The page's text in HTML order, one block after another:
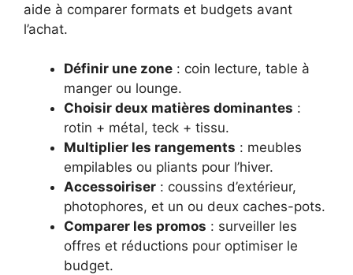
aide à comparer formats et budgets avant
l’achat.
Définir une zone : coin lecture, table à
manger ou lounge.
Choisir deux matières dominantes :
rotin + métal, teck + tissu.
Multiplier les rangements : meubles
empilables ou pliants pour l’hiver.
Accessoiriser : coussins d’extérieur,
photophores, et un ou deux caches-pots.
Comparer les promos : surveiller les
offres et réductions pour optimiser le
budget.